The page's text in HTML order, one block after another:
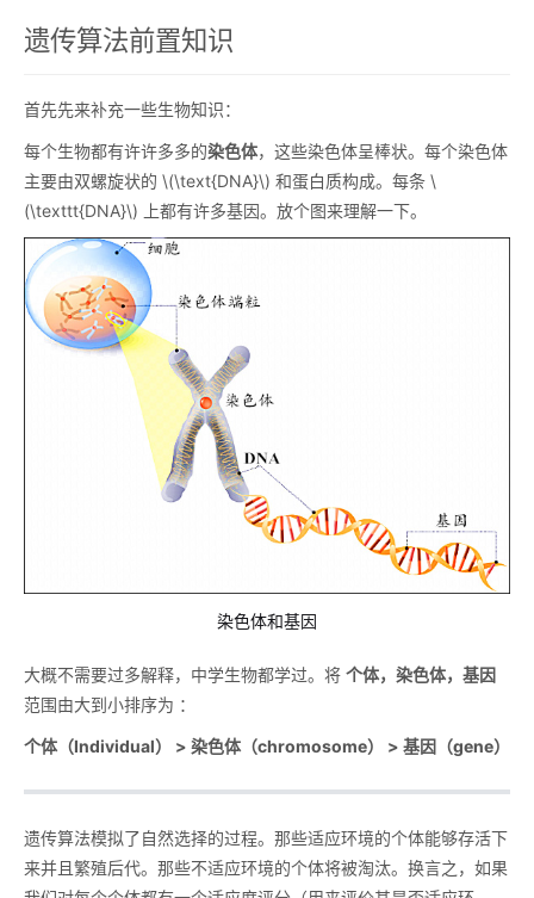
遗传算法前置知识
首先先来补充一些生物知识：
每个生物都有许许多多的染色体，这些染色体呈棒状。每个染色体
主要由双螺旋状的 \(\text{DNA}\) 和蛋白质构成。每条 \
(\texttt{DNA}\) 上都有许多基因。放个图来理解一下。
染色体和基因
大概不需要过多解释，中学生物都学过。将 个体，染色体，基因
范围由大到小排序为 ：
个体（Individual） > 染色体（chromosome） > 基因（gene）
遗传算法模拟了自然选择的过程。那些适应环境的个体能够存活下
来并且繁殖后代。那些不适应环境的个体将被淘汰。换言之，如果